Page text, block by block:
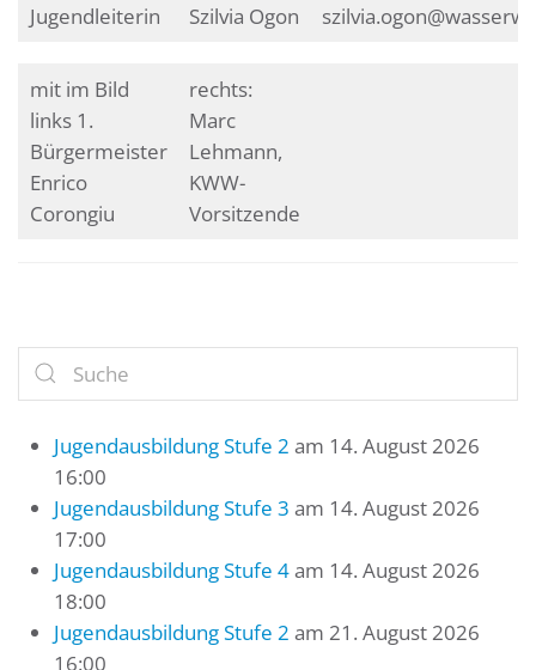
Jugendleiterin Szilvia Ogon
mit im Bild
links 1.
Bürgermeister
Enrico
Corongiu
rechts:
Marc
Lehmann,
KWW-
Vorsitzende
Jugendausbildung Stufe 2 am 14. August 2026
16:00
Jugendausbildung Stufe 3 am 14. August 2026
17:00
Jugendausbildung Stufe 4am 14. August 2026
18:00
Jugendausbildung Stufe 2 am 21. August 2026
16:00